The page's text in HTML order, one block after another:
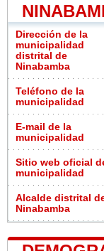
Dirección de la
municipalidad
distrital de
Ninabamba
Teléfono de la
municipalidad
E-mail de la
municipalidad
Sitio web oficial
municipalidad
Alcalde distrital
Ninabamba